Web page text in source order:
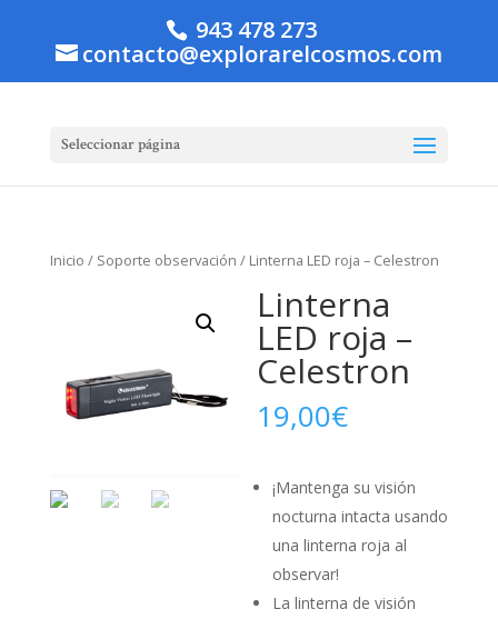
943 478 273
contacto@explorarelcosmos.com
Seleccionar página
Inicio / Soporte observación / Linterna LED roja – Celestron
Linterna
LED roja –
Celestron
19,00€
¡Mantenga su visión
nocturna intacta usando
una linterna roja al
observar!
La linterna de visión